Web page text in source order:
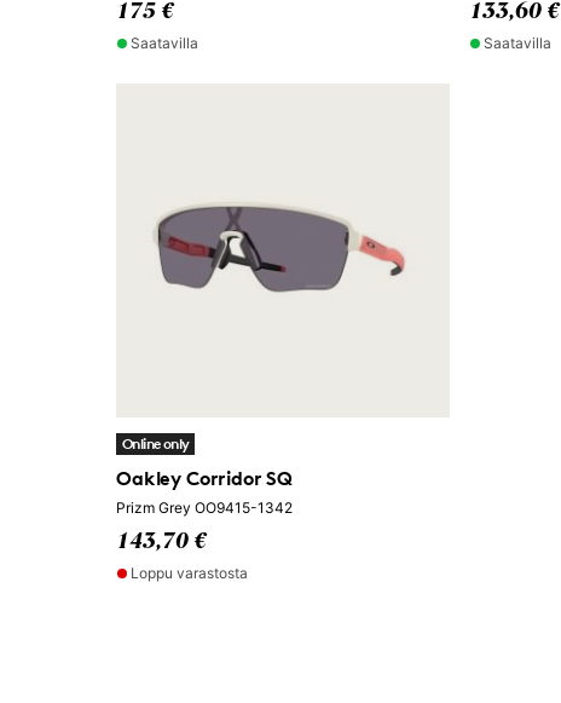
175 €
Saatavilla
133,60 €
Saatavilla
Online only
Oakley Corridor SQ
Prizm Grey OO9415-1342
143,70 €
Loppu varastosta